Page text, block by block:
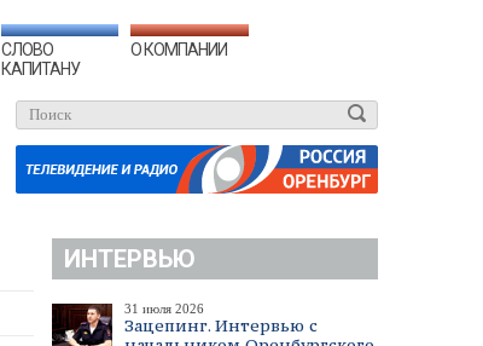
СЛОВО
КАПИТАНУ
О КОМПАНИИ
ИНТЕРВЬЮ
31 июля 2026
Зацепинг. Интервью с